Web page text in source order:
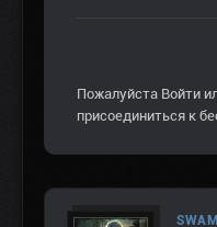
Пожалуйста Войти
присоединиться к